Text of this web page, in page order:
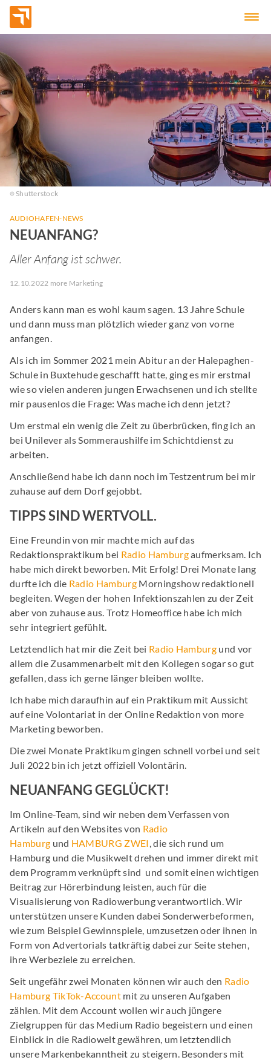
Shutterstock
AUDIOHAFEN-NEWS
NEUANFANG?
Aller Anfang ist schwer.
12.10.2022 more Marketing
Anders kann man es wohl kaum sagen. 13 Jahre Schule
und dann muss man plötzlich wieder ganz von vorne
anfangen.
Als ich im Sommer 2021 mein Abitur an der Halepaghen-
Schule in Buxtehude geschafft hatte, ging es mir erstmal
wie so vielen anderen jungen Erwachsenen und ich stellte
mir pausenlos die Frage: Was mache ich denn jetzt?
Um erstmal ein wenig die Zeit zu überbrücken, fing ich an
bei Unilever als Sommeraushilfe im Schichtdienst zu
arbeiten.
Anschließend habe ich dann noch im Testzentrum bei mir
zuhause auf dem Dorf gejobbt.
TIPPS SIND WERTVOLL.
Eine Freundin von mir machte mich auf das
Redaktionspraktikum bei Radio Hamburgaufmerksam. Ich
habe mich direkt beworben. Mit Erfolg! Drei Monate lang
durfte ich die Radio HamburgMorningshow redaktionell
begleiten. Wegen der hohen Infektionszahlen zu der Zeit
aber von zuhause aus. Trotz Homeoffice habe ich mich
sehr integriert gefühlt.
Letztendlich hat mir die Zeit bei Radio Hamburg und vor
allem die Zusammenarbeit mit den Kollegen sogar so gut
gefallen, dass ich gerne länger bleiben wollte.
Ich habe mich daraufhin auf ein Praktikum mit Aussicht
auf eine Volontariat in der Online Redaktion von more
Marketing beworben.
Die zwei Monate Praktikum gingen schnell vorbei und seit
Juli 2022 bin ich jetzt offiziell Volontärin.
NEUANFANG GEGLÜCKT!
Im Online-Team, sind wir neben dem Verfassen von
Artikeln auf den Websites von Radio
Hamburg und HAMBURG ZWEI, die sich rund um
Hamburg und die Musikwelt drehen und immer direkt mit
dem Programm verknüpft sind und somit einen wichtigen
Beitrag zur Hörerbindung leisten, auch für die
Visualisierung von Radiowerbung verantwortlich. Wir
unterstützen unsere Kunden dabei Sonderwerbeformen,
wie zum Beispiel Gewinnspiele, umzusetzen oder ihnen in
Form von Advertorials tatkräftig dabei zur Seite stehen,
ihre Werbeziele zu erreichen.
Seit ungefähr zwei Monaten können wir auch den Radio
Hamburg TikTok-Account mit zu unseren Aufgaben
zählen. Mit dem Account wollen wir auch jüngere
Zielgruppen für das Medium Radio begeistern und einen
Einblick in die Radiowelt gewähren, um letztendlich
unsere Markenbekanntheit zu steigern. Besonders mit